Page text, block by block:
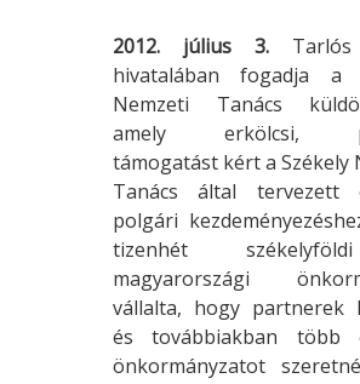
2012. július 3.
hivatalában fogadja a
Nemzeti Tanács
amely erkölcsi,
támogatást kért a Székely
Tanács által tervezett
polgári
tizenhét
magyarországi
vállalta, hogy partnerek
és továbbiakban több
önkormányzatot